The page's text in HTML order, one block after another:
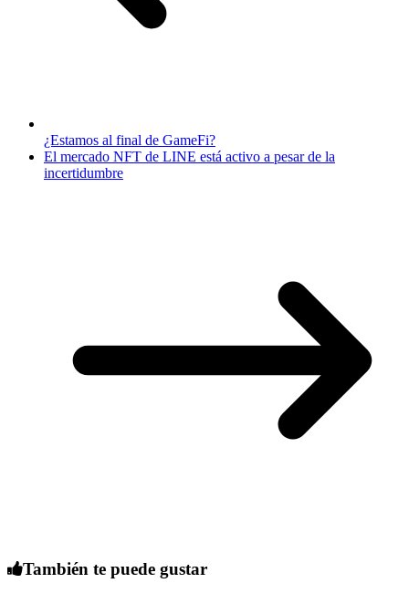
¿Estamos al final de GameFi?
El mercado NFT de LINE está activo a pesar de la
incertidumbre
También te puede gustar